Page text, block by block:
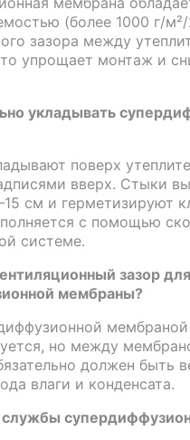
(более 1000 г/
зазора между
упрощает монтаж и
укладывать
поверх
вверх. Стыки
см и герметизируют
с помощью
системе.
зазор для
мембраны?
мембраной
но между
должен быть
влаги и конденсата.
службы